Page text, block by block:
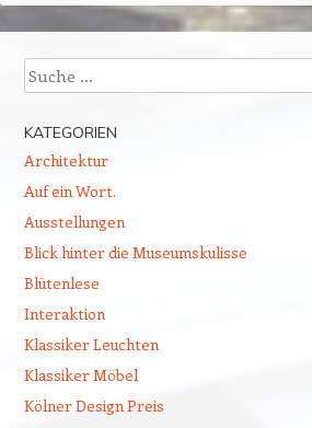
Suchen
KATEGORIEN
Architektur
Auf ein Wort.
Ausstellungen
Blick hinter die Museumskulisse
Blütenlese
Interaktion
Klassiker Leuchten
Klassiker Möbel
Kölner Design Preis